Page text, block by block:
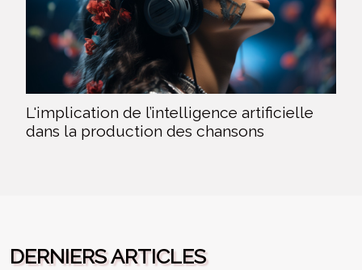
L'implication de l’intelligence artificielle
dans la production des chansons
DERNIERS ARTICLES